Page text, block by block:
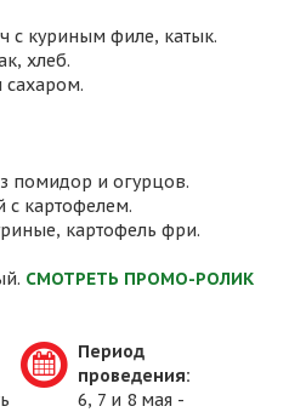
с куриным филе, катык.
хлеб.
помидор и огурцов.
с картофелем.
картофель фри.
СМОТРЕТЬ ПРОМО-РОЛИК
Период
проведения:
6, 7 и 8 мая -